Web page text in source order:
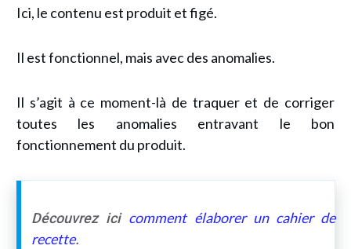
Ici, le contenu est produit et figé.
Il est fonctionnel, mais avec des anomalies.
Il s’agit à ce moment-là de traquer et de corriger
toutes les anomalies entravant le bon
fonctionnement du produit.
Découvrez ici comment élaborer un cahier de
recette.